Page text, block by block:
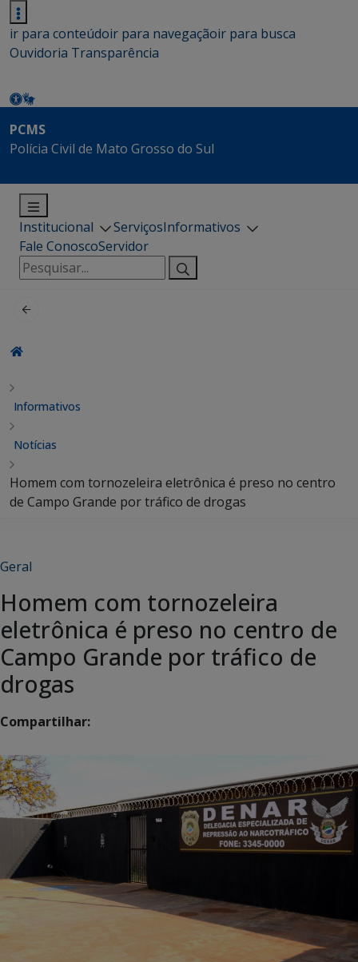
ir para conteúdoir para navegaçãoir para busca
Ouvidoria Transparência
PCMS
Polícia Civil de Mato Grosso do Sul
Institucional ServiçosInformativos
Fale ConoscoServidor
Pesquisar
por:
Informativos
Notícias
Homem com tornozeleira eletrônica é preso no centro
de Campo Grande por tráfico de drogas
Geral
Homem com tornozeleira
eletrônica é preso no centro de
Campo Grande por tráfico de
drogas
Compartilhar: